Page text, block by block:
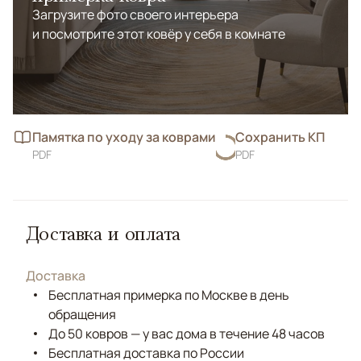
Загрузите фото своего интерьера
и посмотрите этот ковёр у себя в комнате
Памятка по уходу за коврами
PDF
Сохранить КП
PDF
Доставка и оплата
Доставка
Бесплатная примерка по Москве в день
обращения
До 50 ковров — у вас дома в течение 48 часов
Бесплатная доставка по России